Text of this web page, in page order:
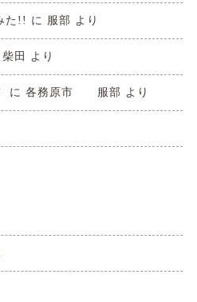
た!! に 服部 より
柴田 より
に 各務原市 服部 より